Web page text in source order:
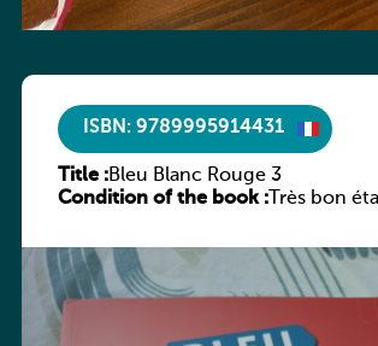
ISBN: 9789995914431
Title :Bleu Blanc Rouge 3
Condition of the book :Très bon